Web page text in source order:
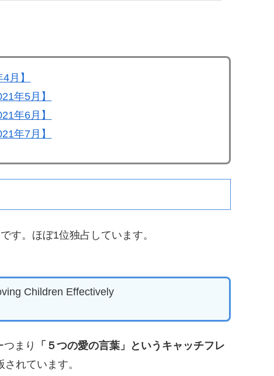
月】
年5月】
年6月】
年7月】
す。ほぼ1位独占しています。
Children Effectively
つまり
「５つの愛の言葉」というキャッチフレ
れています。